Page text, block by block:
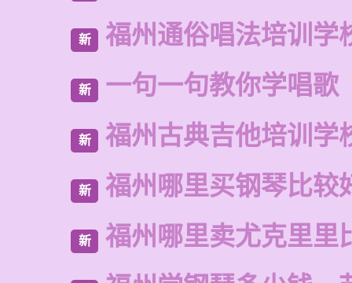
新 福州通俗唱法培训学
新 一句一句教你学唱歌
新 福州古典吉他培训学
新 福州哪里买钢琴比较
新 福州哪里卖尤克里里